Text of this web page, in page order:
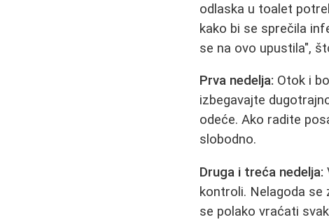
odlaska u toalet
kako bi se sprečila
se na ovo upustila",
Prva nedelja: Otok i
izbegavajte
odeće. Ako radite
slobodno.
Druga i treća nedelja:
kontroli. Nelagoda se
se polako vraćati